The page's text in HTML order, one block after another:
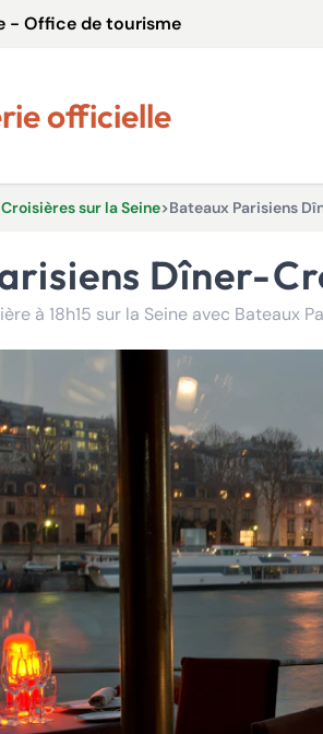
- Office de tourisme
officielle
Croisières sur la Seine>Bateaux Parisiens
Dîner-